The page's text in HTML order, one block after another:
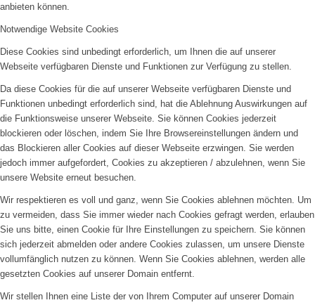
anbieten können.
Notwendige Website Cookies
Diese Cookies sind unbedingt erforderlich, um Ihnen die auf unserer
Webseite verfügbaren Dienste und Funktionen zur Verfügung zu stellen.
Da diese Cookies für die auf unserer Webseite verfügbaren Dienste und
Funktionen unbedingt erforderlich sind, hat die Ablehnung Auswirkungen auf
die Funktionsweise unserer Webseite. Sie können Cookies jederzeit
blockieren oder löschen, indem Sie Ihre Browsereinstellungen ändern und
das Blockieren aller Cookies auf dieser Webseite erzwingen. Sie werden
jedoch immer aufgefordert, Cookies zu akzeptieren / abzulehnen, wenn Sie
unsere Website erneut besuchen.
Wir respektieren es voll und ganz, wenn Sie Cookies ablehnen möchten. Um
zu vermeiden, dass Sie immer wieder nach Cookies gefragt werden, erlauben
Sie uns bitte, einen Cookie für Ihre Einstellungen zu speichern. Sie können
sich jederzeit abmelden oder andere Cookies zulassen, um unsere Dienste
vollumfänglich nutzen zu können. Wenn Sie Cookies ablehnen, werden alle
gesetzten Cookies auf unserer Domain entfernt.
Wir stellen Ihnen eine Liste der von Ihrem Computer auf unserer Domain